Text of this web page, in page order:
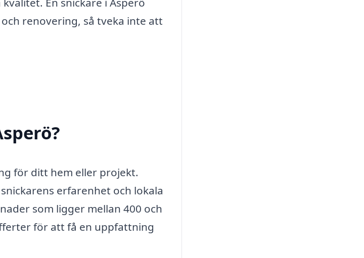
renovering, så tveka inte att
för ditt hem eller projekt.
erfarenhet och lokala
som ligger mellan 400 och
för att få en uppfattning